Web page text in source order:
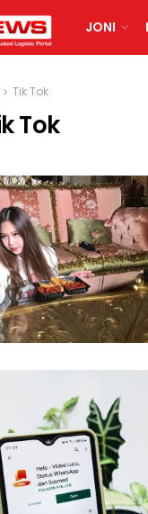
JONI
Tik Tok
Tok